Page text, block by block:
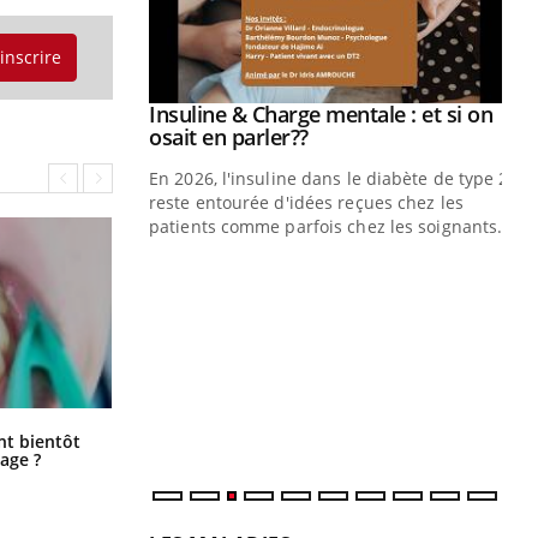
bientôt
?
mental ou
Youtube
Insuline & Charge mentale : et si on
osait en parler??Youtube
En 2026, l'insuline dans le diabète de type 2
reste entourée d'idées reçues chez les
patients comme parfois chez les soignants.